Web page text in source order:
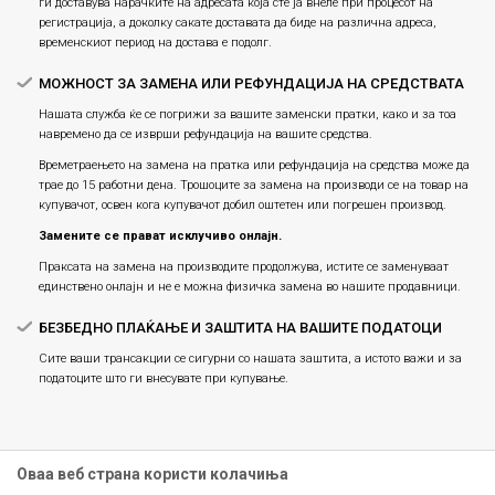
регистрација, а доколку сакате доставата да биде на различна адреса,
временскиот период на достава е подолг.
МОЖНОСТ ЗА ЗАМЕНА ИЛИ РЕФУНДАЦИЈА НА СРЕДСТВАТА
Нашата служба ќе се погрижи за вашите заменски пратки, како и за тоа
навремено да се изврши рефундација на вашите средства.
Времетраењето на замена на пратка или рефундацијa на средства може да
трае до 15 работни дена. Трошоците за замена на производи се на товар на
купувачот, освен кога купувачот добил оштетен или погрешен производ.
Замените се прават исклучиво онлајн.
Праксата на замена на производите продолжува, истите се заменуваат
единствено онлајн и не е можна физичка замена во нашите продавници.
БЕЗБЕДНО ПЛАЌАЊЕ И ЗАШТИТА НА ВАШИТЕ ПОДАТОЦИ
Сите ваши трансакции се сигурни со нашата заштита, а истото важи и за
податоците што ги внесувате при купување.
Оваа веб страна користи колачиња